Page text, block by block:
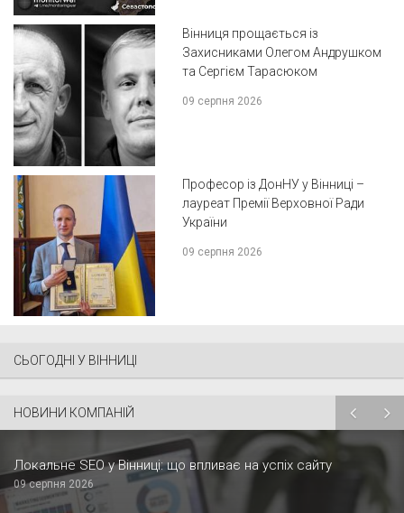
Вінниця прощається із
Захисниками Олегом Андрушком
та Сергієм Тарасюком
09 серпня 2026
Професор із ДонНУ у Вінниці –
лауреат Премії Верховної Ради
України
09 серпня 2026
СЬОГОДНІ У ВІННИЦІ
НОВИНИ КОМПАНІЙ
Локальне SEO у Вінниці: що впливає на успіх сайту
09 серпня 2026